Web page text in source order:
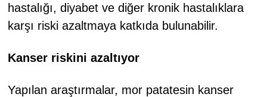
hastalığı, diyabet ve diğer kronik hastalıklara
karşı riski azaltmaya katkıda bulunabilir.
Kanser riskini azaltıyor
Yapılan araştırmalar, mor patatesin kanser